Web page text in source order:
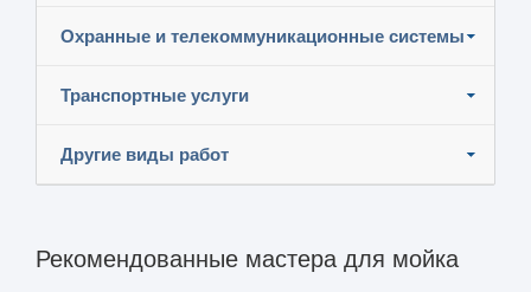
Охранные и телекоммуникационные системы
Транспортные услуги
Другие виды работ
Рекомендованные мастера для мойка